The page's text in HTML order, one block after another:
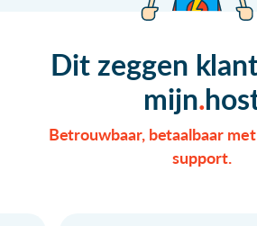
Dit zeggen
mijn
Betrouwbaar, betaalbaar
support.